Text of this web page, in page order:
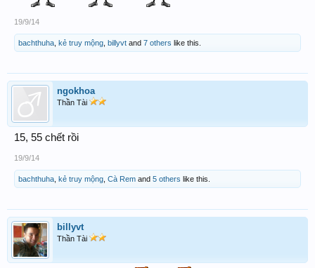
19/9/14
bachthuha kẻ truy mộng billyvt and 7 others like this.
ngokhoa
Thần Tài
15, 55 chết rồi
19/9/14
bachthuha kẻ truy mộng Cà Rem and 5 others like this.
billyvt
Thần Tài